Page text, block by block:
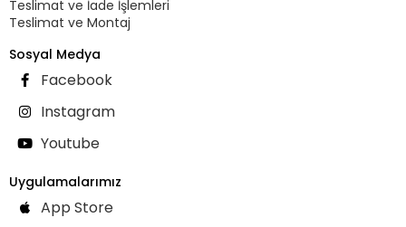
Teslimat ve İade İşlemleri
Teslimat ve Montaj
Sosyal Medya
Facebook
Instagram
Youtube
Uygulamalarımız
App Store